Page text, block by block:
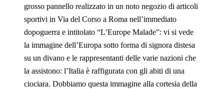
grosso pannello realizzato in un noto negozio di articoli
sportivi in Via del Corso a Roma nell’immediato
dopoguerra e intitolato “L’Europe Malade”: vi si vede
la immagine dell’Europa sotto forma di signora distesa
su un divano e le rappresentanti delle varie nazioni che
la assistono: l’Italia è raffigurata con gli abiti di una
ciociara. Dobbiamo questa immagine alla cortesia della